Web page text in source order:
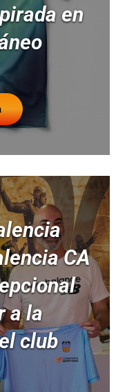
en
CA
a la
club